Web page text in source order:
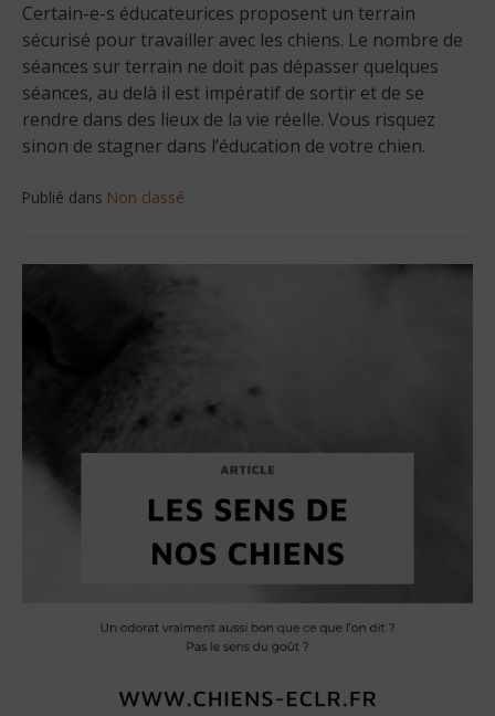
Certain-e-s éducateurices proposent un terrain
sécurisé pour travailler avec les chiens. Le nombre de
séances sur terrain ne doit pas dépasser quelques
séances, au delà il est impératif de sortir et de se
rendre dans des lieux de la vie réelle. Vous risquez
sinon de stagner dans l’éducation de votre chien.
Publié dans Non classé